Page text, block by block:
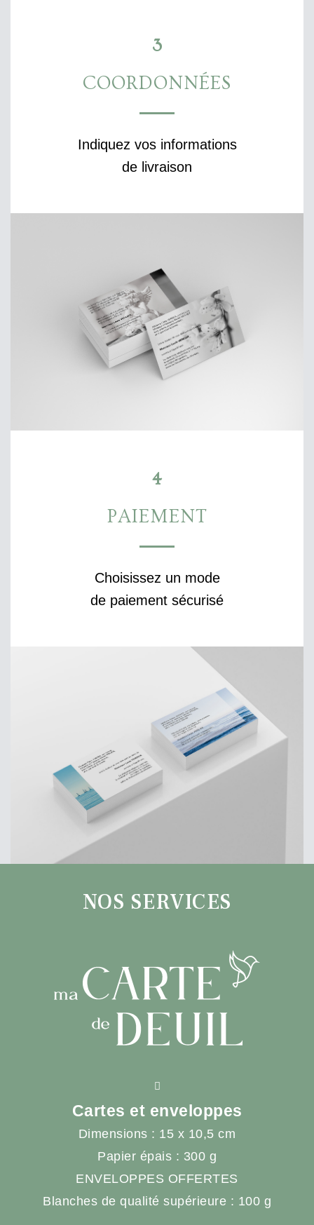
3
COORDONNÉES
Indiquez vos informations
de livraison
4
PAIEMENT
Choisissez un mode
de paiement sécurisé
NOS SERVICES
Cartes et enveloppes
Dimensions : 15 x 10,5 cm
Papier épais : 300 g
ENVELOPPES OFFERTES
Blanches de qualité supérieure : 100 g